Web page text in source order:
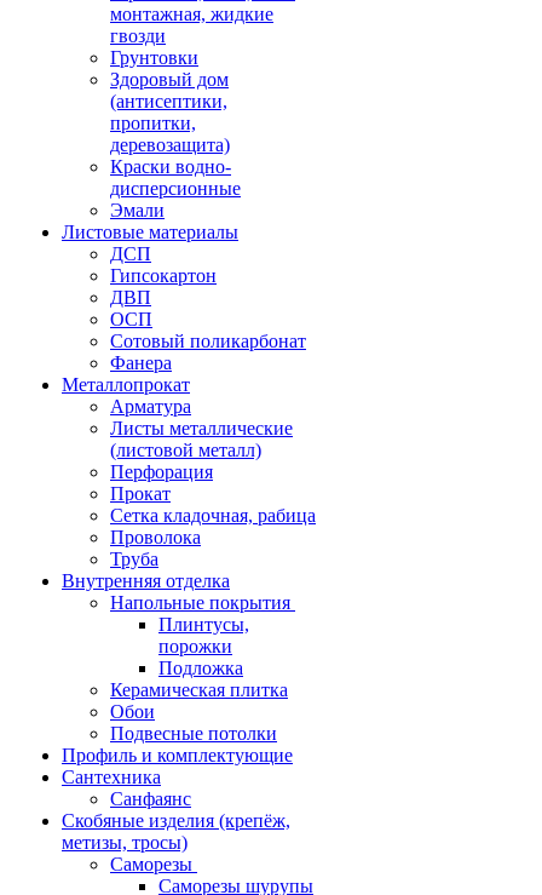
монтажная, жидкие
гвозди
Грунтовки
Здоровый дом
(антисептики,
пропитки,
деревозащита)
Краски водно-
дисперсионные
Эмали
Листовые материалы
ДСП
Гипсокартон
ДВП
ОСП
Сотовый поликарбонат
Фанера
Металлопрокат
Арматура
Листы металлические
(листовой металл)
Перфорация
Прокат
Сетка кладочная, рабица
Проволока
Труба
Внутренняя отделка
Напольные покрытия
Плинтусы,
порожки
Подложка
Керамическая плитка
Обои
Подвесные потолки
Профиль и комплектующие
Сантехника
Санфаянс
Скобяные изделия (крепёж,
метизы, тросы)
Саморезы
Саморезы шурупы